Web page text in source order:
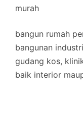
murah
bangun rumah
bangunan
gudang kos,
baik interior